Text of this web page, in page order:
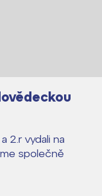
2.r vydali na
společně